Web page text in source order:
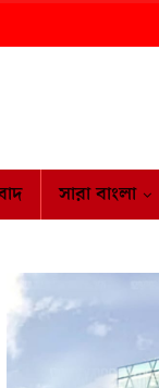
সারা বাংলা